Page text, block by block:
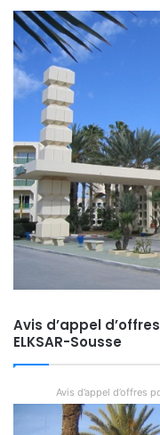
Avis d’appel
ELKSAR-Sousse
Avis d’appel d’offres